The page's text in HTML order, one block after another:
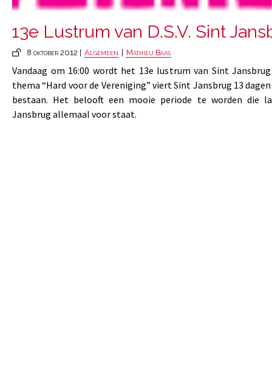
13e Lustrum van D.S.V. Sint
8 oktober 2012 | Algemeen Mathieu Baas
Vandaag om 16:00 wordt het 13e lustrum van Sint
thema “Hard voor de Vereniging” viert Sint Jansbrug 13
bestaan. Het belooft een mooie periode te worden die
Jansbrug allemaal voor staat.